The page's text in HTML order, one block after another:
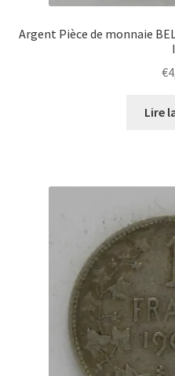
Argent Pièce de monnaie
€
Lire